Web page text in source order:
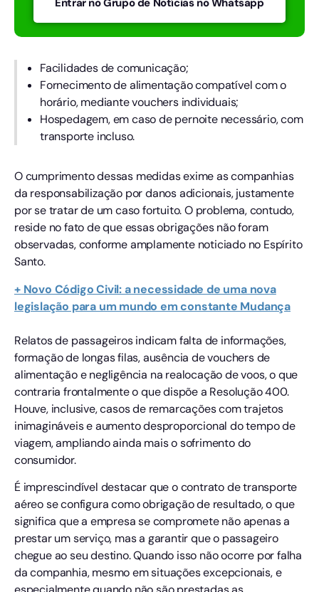
Entrar no Grupo de Notícias no Whatsapp
Facilidades de comunicação;
Fornecimento de alimentação compatível com o
horário, mediante vouchers individuais;
Hospedagem, em caso de pernoite necessário, com
transporte incluso.
O cumprimento dessas medidas exime as companhias
da responsabilização por danos adicionais, justamente
por se tratar de um caso fortuito. O problema, contudo,
reside no fato de que essas obrigações não foram
observadas, conforme amplamente noticiado no Espírito
Santo.
+ Novo Código Civil: a necessidade de uma nova
legislação para um mundo em constante Mudança
Relatos de passageiros indicam falta de informações,
formação de longas filas, ausência de vouchers de
alimentação e negligência na realocação de voos, o que
contraria frontalmente o que dispõe a Resolução 400.
Houve, inclusive, casos de remarcações com trajetos
inimagináveis e aumento desproporcional do tempo de
viagem, ampliando ainda mais o sofrimento do
consumidor.
É imprescindível destacar que o contrato de transporte
aéreo se configura como obrigação de resultado, o que
significa que a empresa se compromete não apenas a
prestar um serviço, mas a garantir que o passageiro
chegue ao seu destino. Quando isso não ocorre por falha
da companhia, mesmo em situações excepcionais, e